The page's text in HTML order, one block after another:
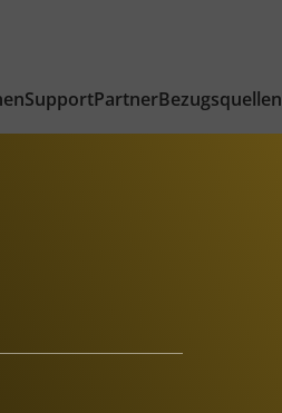
SupportPartnerBezugsquellen